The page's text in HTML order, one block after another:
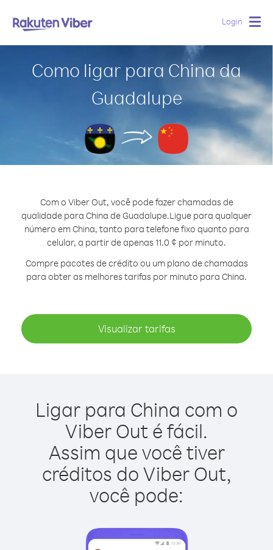
Login
Como ligar para China da
Guadalupe
Com o Viber Out, você pode fazer chamadas de
qualidade para China de Guadalupe.Ligue para qualquer
número em China, tanto para telefone fixo quanto para
celular, a partir de apenas 11.0 ¢ por minuto.
Compre pacotes de crédito ou um plano de chamadas
para obter as melhores tarifas por minuto para China.
Visualizar tarifas
Ligar para China com o
Viber Out é fácil.
Assim que você tiver
créditos do Viber Out,
você pode: